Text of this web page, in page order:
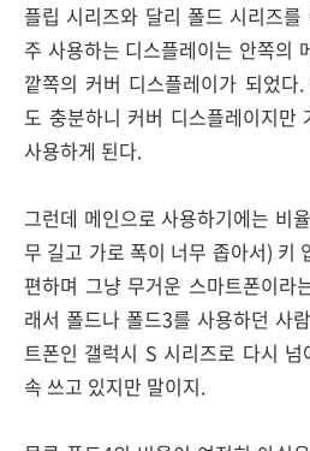
플립 시리즈와 달리 폴드 시리즈
주 사용하는 디스플레이는 안쪽의
깥쪽의 커버 디스플레이가 되었다
도 충분하니 커버 디스플레이지만
사용하게 된다.
그런데 메인으로 사용하기에는 비
무 길고 가로 폭이 너무 좁아서) 키
편하며 그냥 무거운 스마트폰이라
래서 폴드나 폴드3를 사용하던 사
트폰인 갤럭시 S 시리즈로 다시
속 쓰고 있지만 말이지.